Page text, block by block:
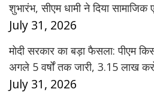
शुभारंभ, सीएम धामी ने दिया
July 31, 2026
मोदी सरकार का बड़ा फैसला: पीएम
अगले 5 वर्षों तक जारी, 3.15 लाख
July 31, 2026